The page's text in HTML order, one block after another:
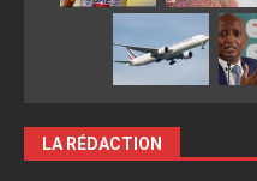
LA RÉDACTION